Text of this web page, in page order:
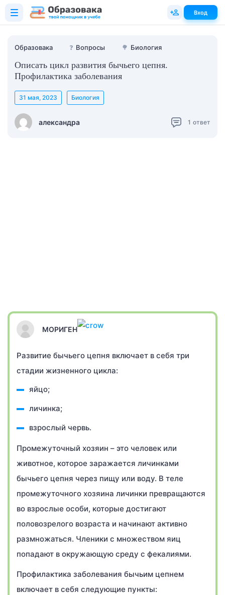
Образовака ❓ Вопросы 🌳 Биология
Описать цикл развития бычьего цепня.
Профилактика заболевания
александра
31 мая, 2023 Биология
1 ответ
МОРИГЕН
Развитие бычьего цепня включает в себя три
стадии жизненного цикла:
яйцо;
личинка;
взрослый червь.
Промежуточный хозяин – это человек или
животное, которое заражается личинками
бычьего цепня через пищу или воду. В теле
промежуточного хозяина личинки превращаются
во взрослые особи, которые достигают
половозрелого возраста и начинают активно
размножаться. Членики с множеством яиц
попадают в окружающую среду с фекалиями.
Профилактика заболевания бычьим цепнем
включает в себя следующие пункты:
Вход